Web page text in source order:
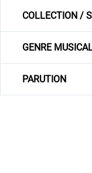
COLLECTION /
GENRE
PARUTION